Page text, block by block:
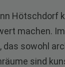
Hötschdorf
machen.
das sowohl
sind